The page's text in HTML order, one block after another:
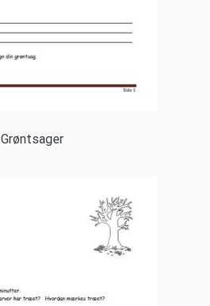
Grøntsager